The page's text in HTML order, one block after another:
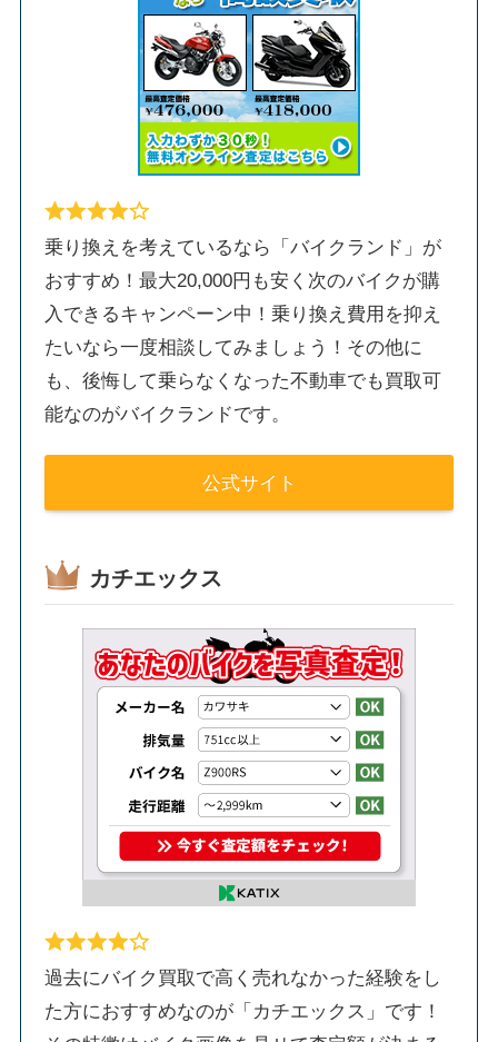
乗り換えを考えているなら「バイクランド」が
おすすめ！最大20,000円も安く次のバイクが購
入できるキャンペーン中！乗り換え費用を抑え
たいなら一度相談してみましょう！その他に
も、後悔して乗らなくなった不動車でも買取可
能なのがバイクランドです。
公式サイト
カチエックス
過去にバイク買取で高く売れなかった経験をし
た方におすすめなのが「カチエックス」です！